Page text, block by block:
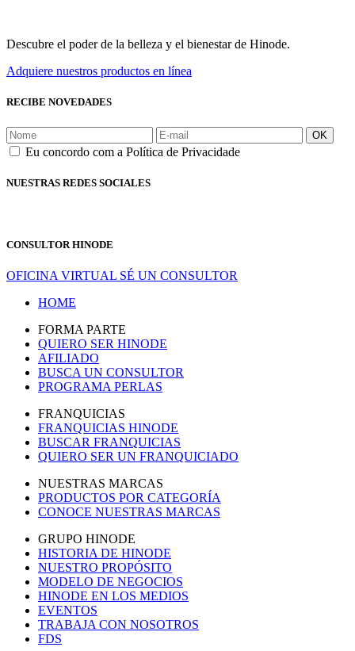
Descubre el poder de la belleza y el bienestar de Hinode.
Adquiere nuestros productos en línea
RECIBE NOVEDADES
OK
Eu concordo com a Política de Privacidade
NUESTRAS REDES SOCIALES
CONSULTOR HINODE
OFICINA VIRTUAL SÉ UN CONSULTOR
HOME
FORMA PARTE
QUIERO SER HINODE
AFILIADO
BUSCA UN CONSULTOR
PROGRAMA PERLAS
FRANQUICIAS
FRANQUICIAS HINODE
BUSCAR FRANQUICIAS
QUIERO SER UN FRANQUICIADO
NUESTRAS MARCAS
PRODUCTOS POR CATEGORÍA
CONOCE NUESTRAS MARCAS
GRUPO HINODE
HISTORIA DE HINODE
NUESTRO PROPÓSITO
MODELO DE NEGOCIOS
HINODE EN LOS MEDIOS
EVENTOS
TRABAJA CON NOSOTROS
FDS